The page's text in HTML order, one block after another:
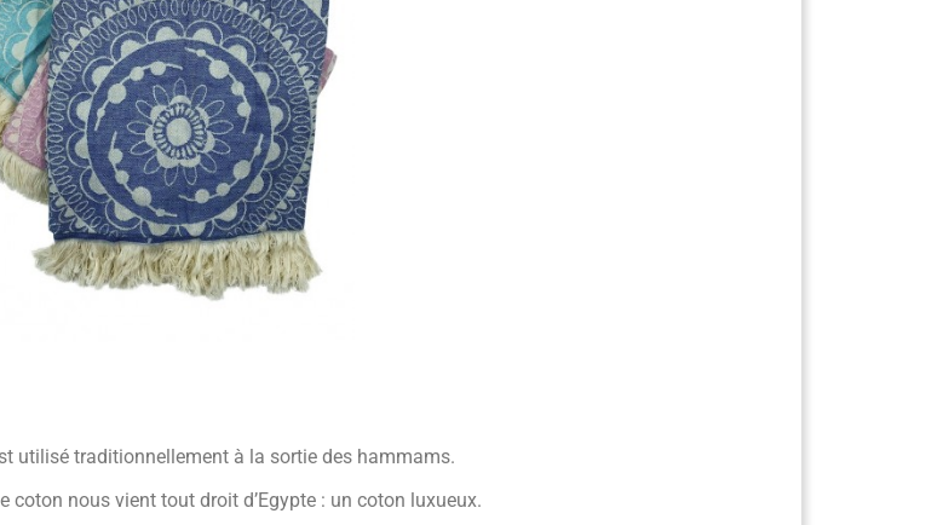
utilisé traditionnellement à la sortie des hammams.
coton nous vient tout droit d’Egypte : un coton luxueux.